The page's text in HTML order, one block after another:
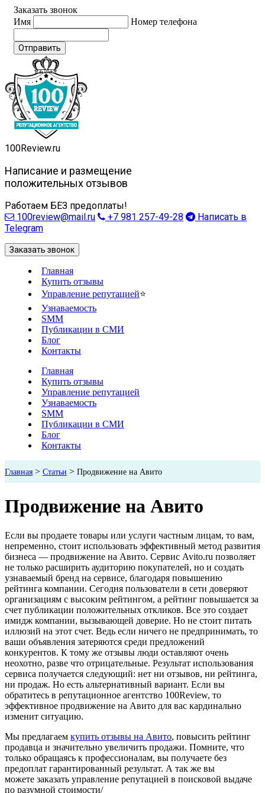
Заказать звонок
Имя
Номер телефона
Отправить
100Review.ru
Написание и размещение
положительных отзывов
Работаем БЕЗ предоплаты!
100review@mail.ru
+7 981 257-49-28
Написать в
Telegram
Заказать звонок
Главная
Купить отзывы
Управление репутацией⭐
Узнаваемость
SMM
Публикации в СМИ
Блог
Контакты
Главная
Купить отзывы
Управление репутацией
Узнаваемость
SMM
Публикации в СМИ
Блог
Контакты
Главная > Статьи > Продвижение на Авито
Продвижение на Авито
Если вы продаете товары или услуги частным лицам, то вам,
непременно, стоит использовать эффективный метод развития
бизнеса — продвижение на Авито. Сервис Avito.ru позволяет
не только расширить аудиторию покупателей, но и создать
узнаваемый бренд на сервисе, благодаря повышению
рейтинга компании. Сегодня пользователи в сети доверяют
организациям с высоким рейтингом, а рейтинг повышается за
счет публикации положительных откликов. Все это создает
имидж компании, вызывающей доверие. Но не стоит питать
иллюзий на этот счет. Ведь если ничего не предпринимать, то
ваши объявления затеряются среди предложений
конкурентов. К тому же отзывы люди оставляют очень
неохотно, разве что отрицательные. Результат использования
сервиса получается следующий: нет ни отзывов, ни рейтинга,
ни продаж. Но есть альтернативный вариант. Если вы
обратитесь в репутационное агентство 100Review, то
эффективное продвижение на Авито для вас кардинально
изменит ситуацию.
Мы предлагаем купить отзывы на Авито, повысить рейтинг
продавца и значительно увеличить продажи. Помните, что
только обращаясь к профессионалам, вы получаете без
предоплат гарантированный результат. А так же вы
можете заказать управление репутацией в поисковой выдаче
по разумной стоимости/